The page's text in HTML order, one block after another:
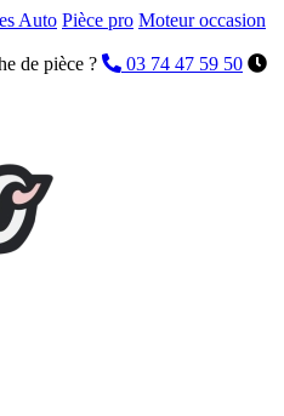
Auto Pièce pro Moteur occasion
de pièce ?
03 74 47 59 50